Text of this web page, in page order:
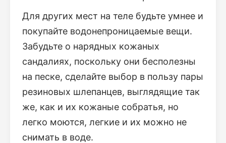
Для других мест на теле будьте умнее и
покупайте водонепроницаемые вещи.
Забудьте о нарядных кожаных
сандалиях, поскольку они бесполезны
на песке, сделайте выбор в пользу пары
резиновых шлепанцев, выглядящие так
же, как и их кожаные собратья, но
легко моются, легкие и их можно не
снимать в воде.